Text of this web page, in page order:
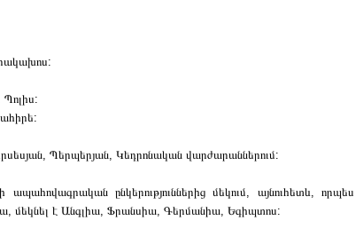
Պերպերյան, Կեդրոնական վարժարաններում:
ընկերություններից մեկում, այնուհետև, որպես
մեկնել է Անգլիա, Ֆրանսիա, Գերմանիա, Եգիպտոս: